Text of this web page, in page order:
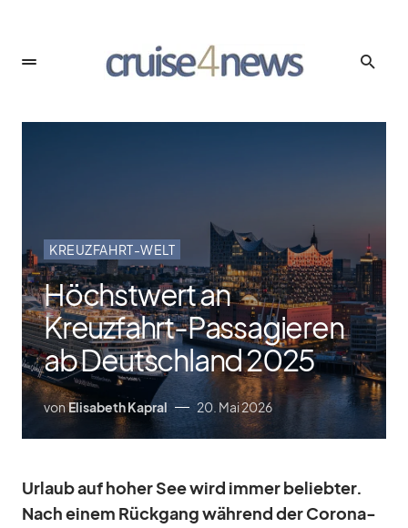
KREUZFAHRT-WELT
Höchstwert an
Kreuzfahrt-Passagieren
ab Deutschland 2025
vonElisabeth Kapral 20. Mai 2026
Ur­laub auf ho­her See wird im­mer be­lieb­ter.
Nach ei­nem Rück­gang wäh­rend der Co­rona-